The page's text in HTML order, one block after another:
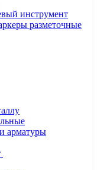
инструмент
разметочные
арматуры